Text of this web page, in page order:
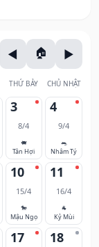
THỨ BẢY CHỦ NHẬT
3
8/4
🐖
Tân Hợi
4
9/4
🐀
Nhâm Tý
10
15/4
🐎
Mậu Ngọ
11
16/4
🐐
Kỷ Mùi
17 18